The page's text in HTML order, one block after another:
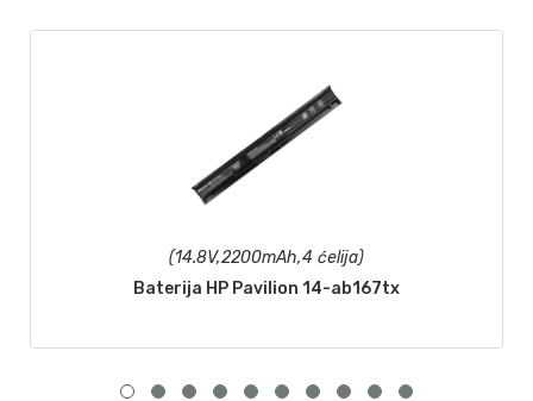
(14.8V,2200mAh,4 ćelija)
Baterija HP Pavilion 14-ab167tx